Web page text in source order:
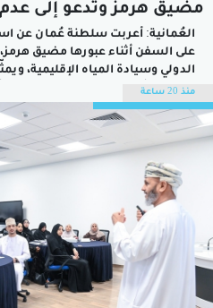
مضيق هرمز وتدعو إلى عدم
المفاوضات
العُمانية: أعربت سلطنة عُمان عن
على السفن أثناء عبورها مضيق
الدولي وسيادة المياه
لوزارة الخارجية اليوم أنّ
المتعلقة بالملاحة في...
منذ 20 ساعة